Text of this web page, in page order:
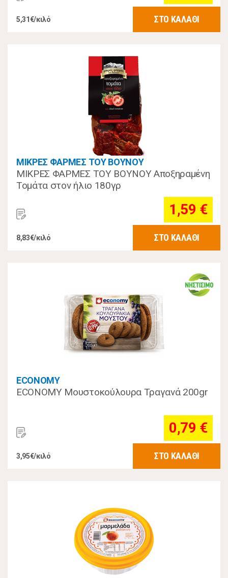
5,31€/κιλό ΣΤΟ ΚΑΛΑΘΙ
ΜΙΚΡΕΣ ΦΑΡΜΕΣ ΤΟΥ ΒΟΥΝΟΥ
ΜΙΚΡΕΣ ΦΑΡΜΕΣ ΤΟΥ ΒΟΥΝΟΥ Αποξηραμένη
Τομάτα στον ήλιο 180γρ
1,59 €
8,83€/κιλό ΣΤΟ ΚΑΛΑΘΙ
ECONOMY
ECONOMY Μουστοκούλουρα Τραγανά 200gr
0,79 €
3,95€/κιλό ΣΤΟ ΚΑΛΑΘΙ